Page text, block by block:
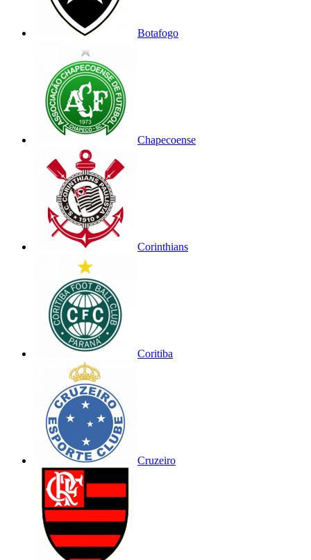
Botafogo
Chapecoense
Corinthians
Coritiba
Cruzeiro